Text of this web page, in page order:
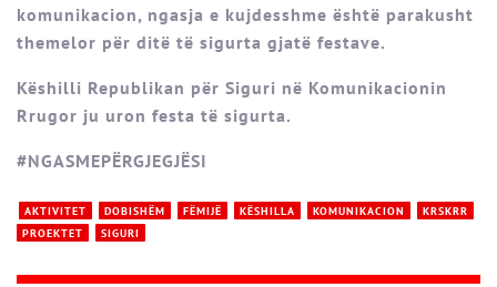
komunikacion, ngasja e kujdesshme është parakusht
themelor për ditë të sigurta gjatë festave.
Këshilli Republikan për Siguri në Komunikacionin
Rrugor ju uron festa të sigurta.
#NGASMEPËRGJEGJËSI
AKTIVITET DOBISHËM FËMIJË KËSHILLA KOMUNIKACION
KRSKRR
PROEKTET
SIGURI